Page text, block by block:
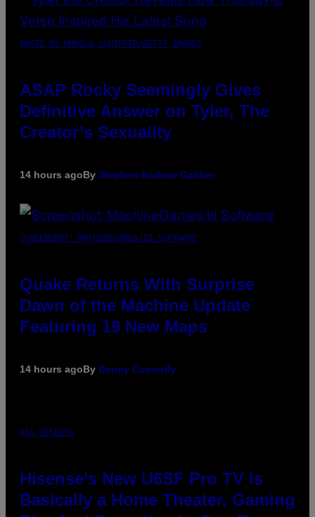
PHOTO BY MONICA SCHIPPER/GETTY IMAGES
ASAP Rocky Seemingly Gives
Definitive Answer on Tyler, The
Creator’s Sexuality
14 hours agoBy Stephen Andrew Galiher
SCREENSHOT: MACHINEGAMES/ID SOFTWARE
Quake Returns With Surprise
Dawn of the Machine Update
Featuring 19 New Maps
14 hours agoBy Denny Connolly
VIA HISENSE
Hisense’s New U6SF Pro TV Is
Basically a Home Theater, Gaming